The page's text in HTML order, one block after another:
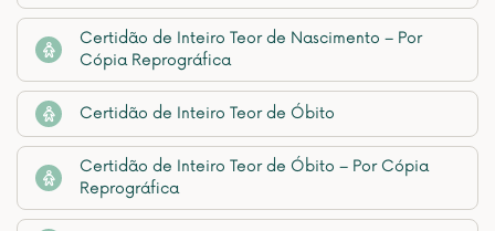
Certidão de Inteiro Teor de Nascimento – Por
Cópia Reprográfica
Certidão de Inteiro Teor de Óbito
Certidão de Inteiro Teor de Óbito – Por Cópia
Reprográfica